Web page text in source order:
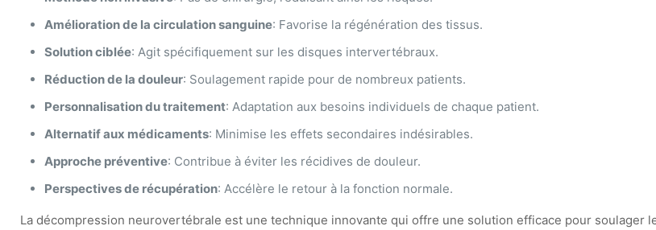
Amélioration de la circulation sanguine: Favorise la régénération des tissus.
Solution ciblée: Agit spécifiquement sur les disques intervertébraux.
Réduction de la douleur: Soulagement rapide pour de nombreux patients.
Personnalisation du traitement: Adaptation aux besoins individuels de chaque patient.
Alternatif aux médicaments: Minimise les effets secondaires indésirables.
Approche préventive: Contribue à éviter les récidives de douleur.
Perspectives de récupération: Accélère le retour à la fonction normale.
La décompression neurovertébrale est une technique innovante qui offre une solution efficace pour soulager